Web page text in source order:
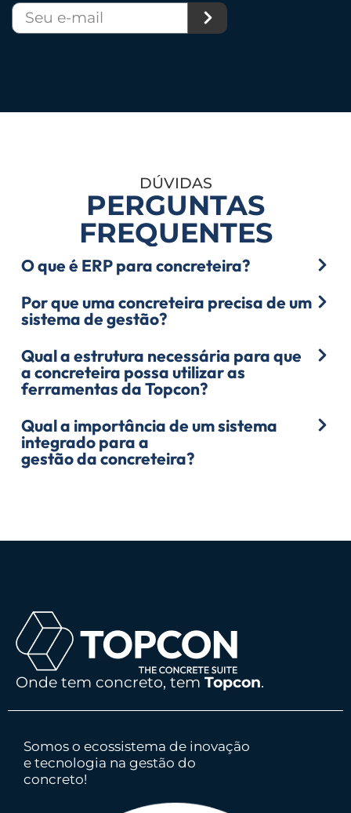
DÚVIDAS
PERGUNTAS
FREQUENTES
O que é ERP para concreteira?
Por que uma concreteira precisa de um
sistema de gestão?
Qual a estrutura necessária para que
a concreteira possa utilizar as
ferramentas da Topcon?
Qual a importância de um sistema
integrado para a
gestão da concreteira?
Onde tem concreto, tem Topcon.
Somos o ecossistema de inovação
e tecnologia na gestão do
concreto!